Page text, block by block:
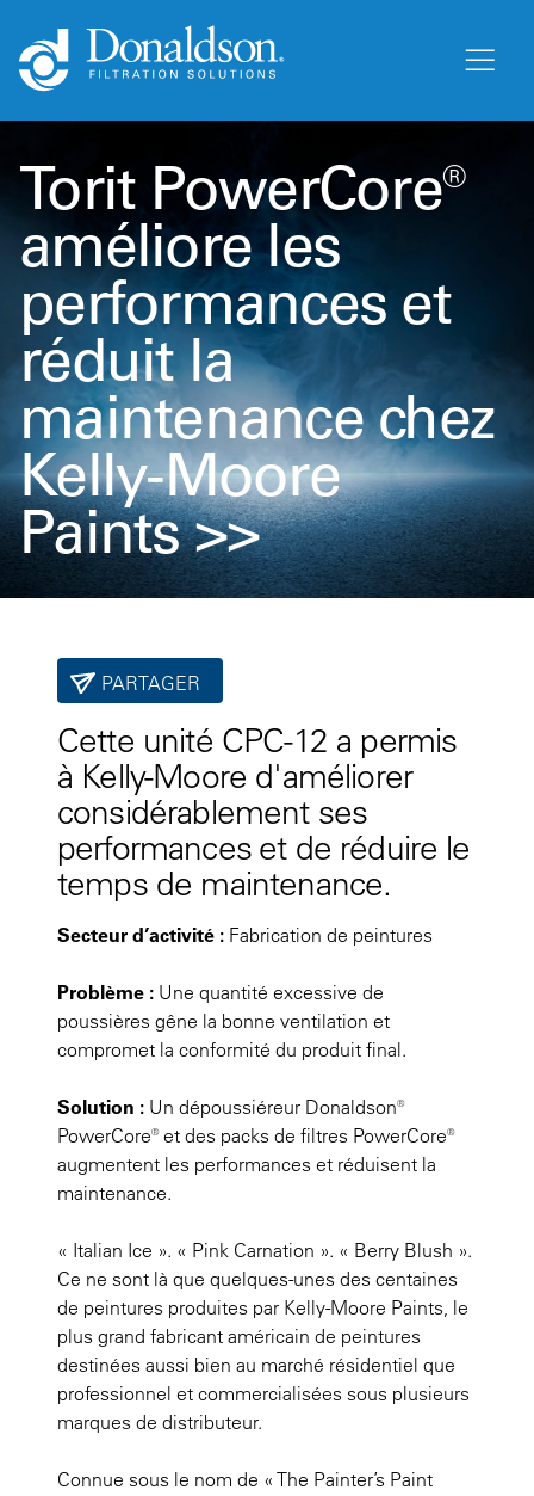
Torit PowerCore®
améliore les
performances et
réduit la
maintenance chez
Kelly-Moore
Paints >>
PARTAGER
Cette unité CPC-12 a permis
à Kelly-Moore d'améliorer
considérablement ses
performances et de réduire le
temps de maintenance.
Secteur d’activité : Fabrication de peintures
Problème : Une quantité excessive de
poussières gêne la bonne ventilation et
compromet la conformité du produit final.
Solution : Un dépoussiéreur Donaldson®
PowerCore® et des packs de filtres PowerCore®
augmentent les performances et réduisent la
maintenance.
« Italian Ice ». « Pink Carnation ». « Berry Blush ».
Ce ne sont là que quelques-unes des centaines
de peintures produites par Kelly-Moore Paints, le
plus grand fabricant américain de peintures
destinées aussi bien au marché résidentiel que
professionnel et commercialisées sous plusieurs
marques de distributeur.
Connue sous le nom de « The Painter’s Paint